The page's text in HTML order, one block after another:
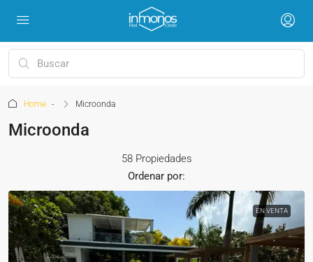
Home Microonda
Microonda
58 Propiedades
Ordenar por:
EN VENTA